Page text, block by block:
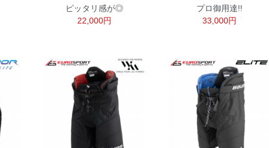
ピッタリ感が◎
22,000円
プロ御用達!!
33,000円